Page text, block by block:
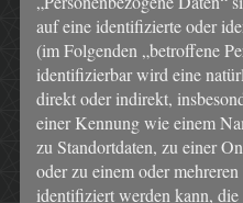
auf eine identifizierte oder
(im Folgenden „betroffene
identifizierbar wird eine
direkt oder indirekt,
einer Kennung wie einem
zu Standortdaten, zu einer
oder zu einem oder
identifiziert werden kann,